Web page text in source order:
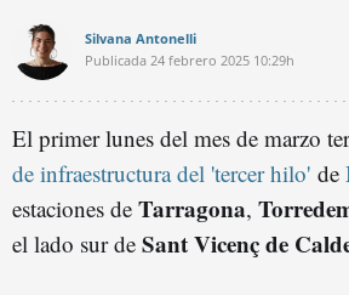
Silvana Antonelli
Publicada 24 febrero 2025 10:29h
El primer lunes del mes de marzo
de infraestructura del 'tercer hilo' de
estaciones de Tarragona,
el lado sur de Sant Vicenç de